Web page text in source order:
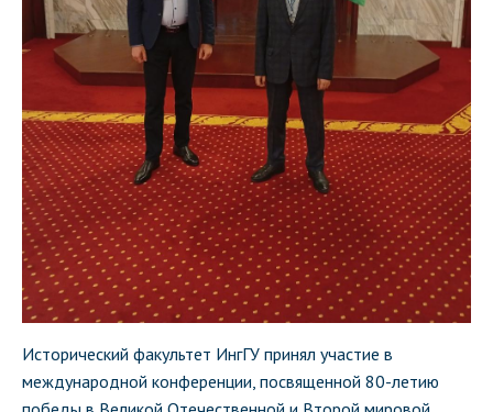
Исторический факультет ИнгГУ принял участие в
международной конференции, посвященной 80-летию